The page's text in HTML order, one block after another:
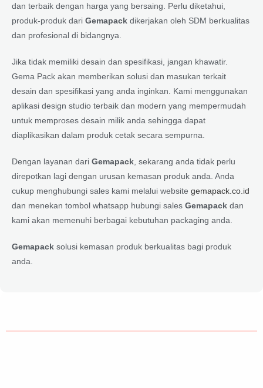
dan terbaik dengan harga yang bersaing. Perlu diketahui,
produk-produk dari Gemapack dikerjakan oleh SDM berkualitas
dan profesional di bidangnya.
Jika tidak memiliki desain dan spesifikasi, jangan khawatir.
Gema Pack akan memberikan solusi dan masukan terkait
desain dan spesifikasi yang anda inginkan. Kami menggunakan
aplikasi design studio terbaik dan modern yang mempermudah
untuk memproses desain milik anda sehingga dapat
diaplikasikan dalam produk cetak secara sempurna.
Dengan layanan dari Gemapack , sekarang anda tidak perlu
direpotkan lagi dengan urusan kemasan produk anda. Anda
cukup menghubungi sales kami melalui website gemapack.co.id
dan menekan tombol whatsapp hubungi sales Gemapack dan
kami akan memenuhi berbagai kebutuhan packaging anda.
Gemapack solusi kemasan produk berkualitas bagi produk
anda.